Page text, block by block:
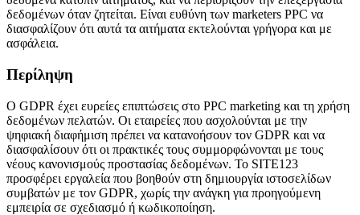
δεδομένων όταν ζητείται. Είναι ευθύνη των marketers PPC να
διασφαλίζουν ότι αυτά τα αιτήματα εκτελούνται γρήγορα και με
ασφάλεια.
Περίληψη
Ο GDPR έχει ευρείες επιπτώσεις στο PPC marketing και τη χρήση
δεδομένων πελατών. Οι εταιρείες που ασχολούνται με την
ψηφιακή διαφήμιση πρέπει να κατανοήσουν τον GDPR και να
διασφαλίσουν ότι οι πρακτικές τους συμμορφώνονται με τους
νέους κανονισμούς προστασίας δεδομένων. Το SITE123
προσφέρει εργαλεία που βοηθούν στη δημιουργία ιστοσελίδων
συμβατών με τον GDPR, χωρίς την ανάγκη για προηγούμενη
εμπειρία σε σχεδιασμό ή κωδικοποίηση.